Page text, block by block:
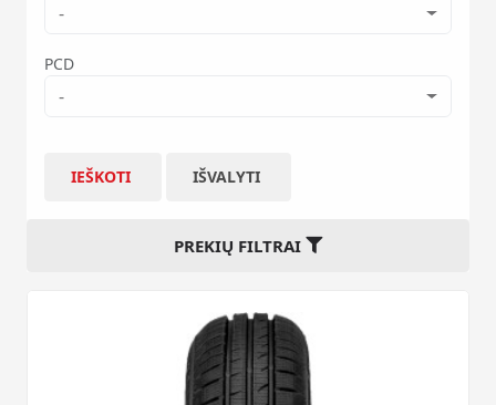
-
PCD
-
IEŠKOTI IŠVALYTI
PREKIŲ FILTRAI